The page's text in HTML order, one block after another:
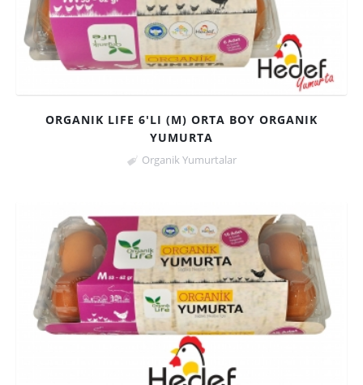
ORGANIK LIFE 6'LI (M) ORTA BOY ORGANIK
YUMURTA
Organik Yumurtalar